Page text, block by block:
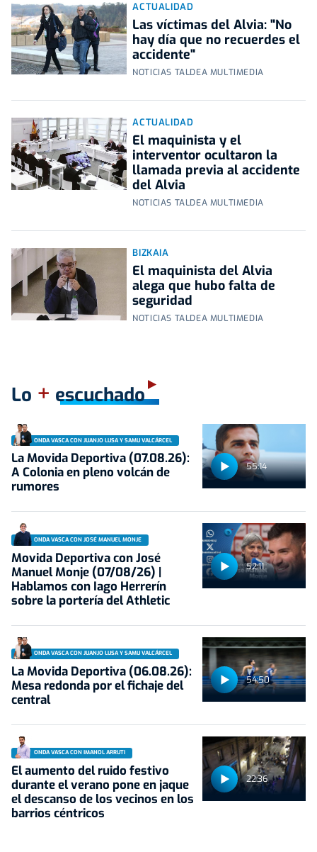
ACTUALIDAD
Las víctimas del Alvia: "No
hay día que no recuerdes el
accidente"
NOTICIAS TALDEA MULTIMEDIA
ACTUALIDAD
El maquinista y el
interventor ocultaron la
llamada previa al accidente
del Alvia
NOTICIAS TALDEA MULTIMEDIA
BIZKAIA
El maquinista del Alvia
alega que hubo falta de
seguridad
NOTICIAS TALDEA MULTIMEDIA
Lo + escuchado
55:14
ONDA VASCA CON JUANJO LUSA Y SAMU VALCÁRCEL
La Movida Deportiva (07.08.26):
A Colonia en pleno volcán de
rumores
52:11
ONDA VASCA CON JOSÉ MANUEL MONJE
Movida Deportiva con José
Manuel Monje (07/08/26) |
Hablamos con Iago Herrerín
sobre la portería del Athletic
54:50
ONDA VASCA CON JUANJO LUSA Y SAMU VALCÁRCEL
La Movida Deportiva (06.08.26):
Mesa redonda por el fichaje del
central
22:36
ONDA VASCA CON IMANOL ARRUTI
El aumento del ruido festivo
durante el verano pone en jaque
el descanso de los vecinos en los
barrios céntricos